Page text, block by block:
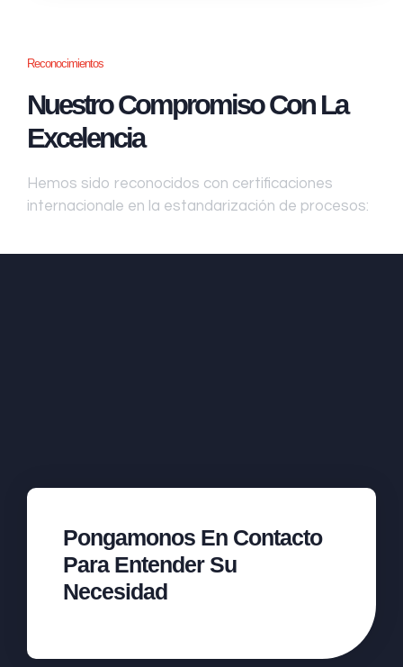
Reconocimientos
Nuestro Compromiso Con La
Excelencia
Hemos sido reconocidos con certificaciones
internacionale en la estandarización de procesos:
Pongamonos En Contacto
Para Entender Su
Necesidad